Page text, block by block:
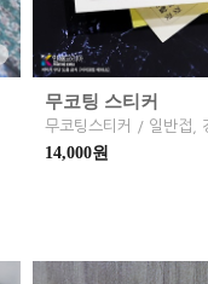
무코팅 스티커
무코팅스티커 / 일반접,
14,000원